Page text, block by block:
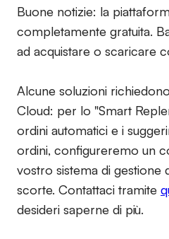
Buone notizie: la
completamente gratuita.
ad acquistare o scaricare
Alcune soluzioni
Cloud: per lo "Smart
ordini automatici e i
ordini, configureremo un
vostro sistema di gestione
scorte. Contattaci tramite
desideri saperne di più.